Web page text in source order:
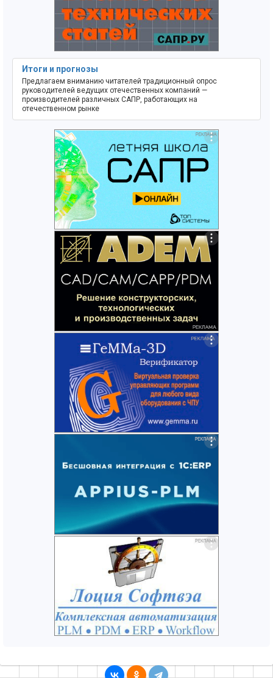
Итоги и прогнозы
Предлагаем вниманию читателей традиционный опрос
руководителей ведущих отечественных компаний —
производителей различных САПР, работающих на
отечественном рынке